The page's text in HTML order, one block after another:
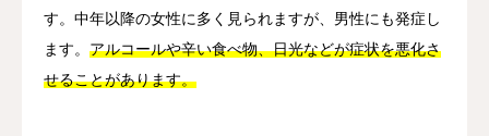
す。中年以降の女性に多く見られますが、男性にも発症し
ます。 アルコールや辛い食べ物、日光などが症状を悪化さ
せることがあります。